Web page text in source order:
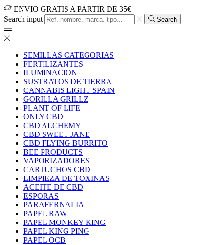
ENVIO GRATIS A PARTIR DE 35€
Search input
Search
SEMILLAS CATEGORIAS
FERTILIZANTES
ILUMINACION
SUSTRATOS DE TIERRA
CANNABIS LIGHT SPAIN
GORILLA GRILLZ
PLANT OF LIFE
ONLY CBD
CBD ALCHEMY
CBD SWEET JANE
CBD FLYING BURRITO
BEE PRODUCTS
VAPORIZADORES
CARTUCHOS CBD
LIMPIEZA DE TOXINAS
ACEITE DE CBD
ESPORAS
PARAFERNALIA
PAPEL RAW
PAPEL MONKEY KING
PAPEL KING PING
PAPEL OCB